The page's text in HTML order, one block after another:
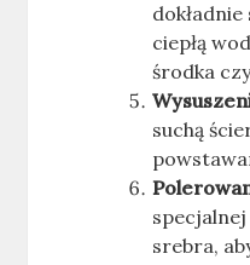
ciepłą
środka
suchą
srebra,